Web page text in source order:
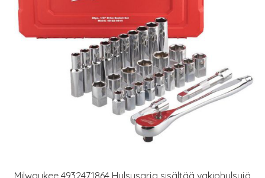
Milwaukee 4932471864 Hylsysarja sisältää vakiohylsyjä